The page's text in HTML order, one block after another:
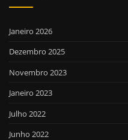
Janeiro 2026
Dezembro 2025
Novembro 2023
Janeiro 2023
Julho 2022
Junho 2022